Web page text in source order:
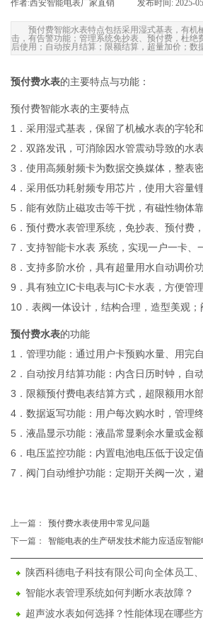
作者:西安智能电表厂家直销 发布时间: 2025-
预付费智能水表特点包括采用湿式基表，有
击，有告警功能；管理系统免抄表、预付费，杜
后使用；自动按月结算；限额结算，超量加价；
预付费水表的主要特点与功能：
预付费智能水表的主要特点
1．采用湿式基表，保留了机械水表的字轮
2．双路发讯，可消除因水管震动导致的水
3．使用高频射频卡为数据交换媒体，整表
4．采用低功耗射频专用芯片，使用大容量
5．能有效防止磁攻击等干扰，有磁性物体
6．预付费水表管理系统，免抄表、预付费
7．支持智能卡水表 系统，实现一户一卡、
8．支持多阶水价，具有超量用水自动调价功
9．具有独立IC卡电表与IC卡水表，方便管
10．表阀一体设计，结构合理，造型美观
预付费水表的功能
1．管理功能：通过用户卡预购水量、用完
2．自动按月结算功能：内含日历时钟，自
3．限额预付费电表结算方式，超限额用水
4．数据返写功能：用户每次购水时，管理
5．液晶显示功能：液晶常显剩余水量或金
6．电压监控功能：内置电池电压低于设定
7．阀门自动维护功能：定期开关阀一次，
上一篇：
预付费水表使用中常见问题
下一篇：
智能电表的生产研发技术能力应适应智能
陕西科德电子科技有限公司向全体员工
智能水表管理系统如何判断水表故障？
超声波水表如何选择？性能体现在哪些